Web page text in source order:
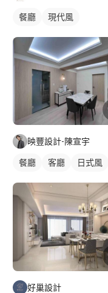
餐廳 現代風
映豐設計-陳宣宇
餐廳 客廳 日式風
好巢設計